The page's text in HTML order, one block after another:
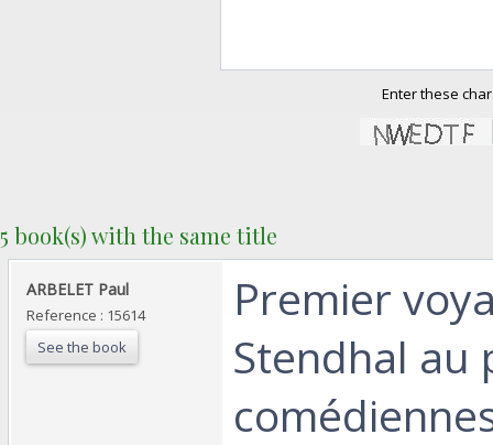
Enter these
5 book(s) with the same title
‎ARBELET Paul‎
Reference : 15614
See the book
‎Premier
Stendhal au